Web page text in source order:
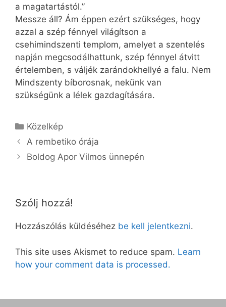
a magatartástól.”
Messze áll? Ám éppen ezért szükséges, hogy
azzal a szép fénnyel világítson a
csehimindszenti templom, amelyet a szentelés
napján megcsodálhattunk, szép fénnyel átvitt
értelemben, s váljék zarándokhellyé a falu. Nem
Mindszenty bíborosnak, nekünk van
szükségünk a lélek gazdagítására.
Kategória
Közelkép
A rembetiko órája
Boldog Apor Vilmos ünnepén
Szólj hozzá!
Hozzászólás küldéséhez be kell jelentkezni.
This site uses Akismet to reduce spam. Learn
how your comment data is processed.